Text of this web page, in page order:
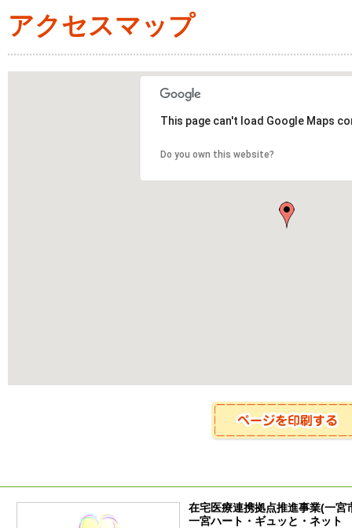
アクセスマップ
This page can't load Google Maps
Do you own this website?
在宅医療連携拠点推進事業(一宮
一宮ハート・ギュッと・ネット